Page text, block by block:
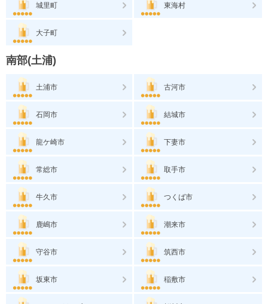
城里町 東海村
大子町
南部(土浦)
土浦市 古河市
石岡市 結城市
龍ケ崎市 下妻市
常総市 取手市
牛久市 つくば市
鹿嶋市 潮来市
守谷市 筑西市
坂東市 稲敷市